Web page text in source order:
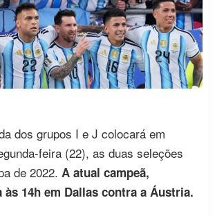
dos grupos I e J colocará em
feira (22), as duas seleções
de 2022. A atual campeã,
14h em Dallas contra a Áustria.